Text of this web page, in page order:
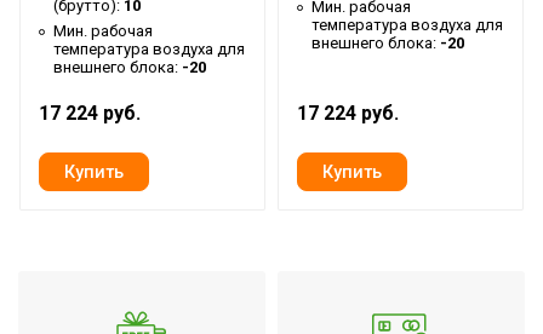
Бренд
Ballu
Авторестарт при
отключении питания
Гарантийный срок
3 года
воздуха (вблизи
(брутто): 10
Мин. рабочая
температура воздуха для
внешнего блока: -20
17 224 руб.
Мин. рабочая
температура воздуха для
внешнего блока: -20
17 224 руб.